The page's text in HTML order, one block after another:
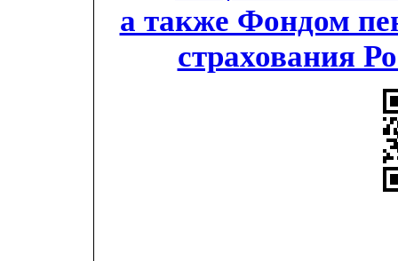
а также Фондом
страхования